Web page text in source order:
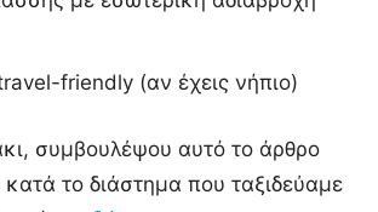
friendly (αν έχεις νήπιο)
συμβουλέψου αυτό το άρθρο
το διάστημα που ταξιδεύαμε